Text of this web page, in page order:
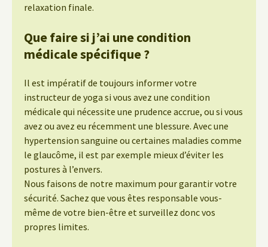
relaxation finale.
Que faire si j’ai une condition
médicale spécifique ?
Il est impératif de toujours informer votre
instructeur de yoga si vous avez une condition
médicale qui nécessite une prudence accrue, ou si vous
avez ou avez eu récemment une blessure. Avec une
hypertension sanguine ou certaines maladies comme
le glaucôme, il est par exemple mieux d’éviter les
postures à l’envers.
Nous faisons de notre maximum pour garantir votre
sécurité. Sachez que vous êtes responsable vous-
même de votre bien-être et surveillez donc vos
propres limites.